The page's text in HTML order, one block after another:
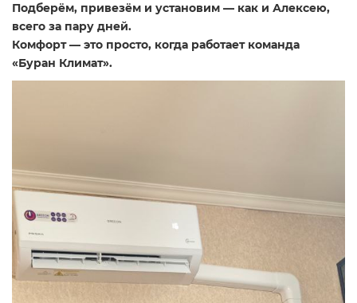
Подберём, привезём и установим — как и Алексею,
всего за пару дней.
Комфорт — это просто, когда работает команда
«Буран Климат».